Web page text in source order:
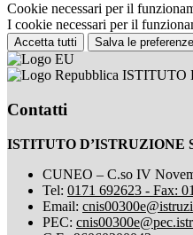
Cookie necessari per il
I cookie necessari per il
Accetta tutti Salva le preferenze
ISTITUTO
Contatti
ISTITUTO D’ISTRUZIONE
CUNEO – C.so IV
Tel: 0171 692623 - Fax:
Email:
PEC: